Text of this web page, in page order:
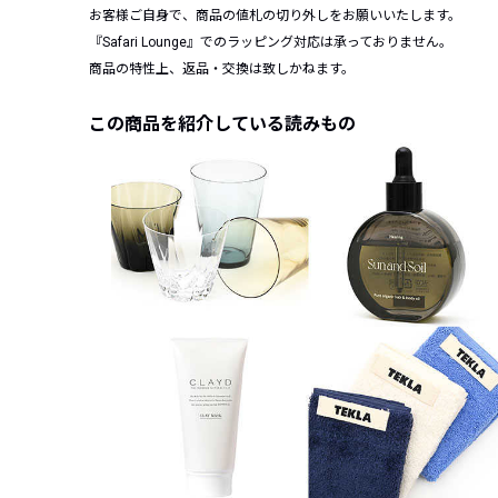
お客様ご自身で、商品の値札の切り外しをお願いいたします。
『Safari Lounge』でのラッピング対応は承っておりません。
商品の特性上、返品・交換は致しかねます。
この商品を紹介している読みもの